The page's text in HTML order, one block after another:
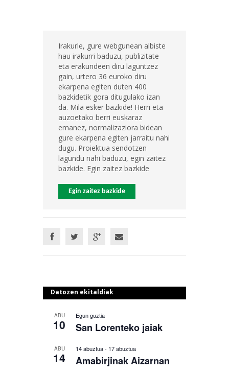
Irakurle, gure webgunean albiste
hau irakurri baduzu, publizitate
eta erakundeen diru laguntzez
gain, urtero 36 euroko diru
ekarpena egiten duten 400
bazkidetik gora ditugulako izan
da. Mila esker bazkide! Herri eta
auzoetako berri euskaraz
emanez, normalizaziora bidean
gure ekarpena egiten jarraitu nahi
dugu. Proiektua sendotzen
lagundu nahi baduzu, egin zaitez
bazkide. Egin zaitez bazkide
Egin zaitez bazkide
Datozen ekitaldiak
ABU
10
Egun guztia
San Lorenteko jaiak
ABU
14
14 abuztua- 17 abuztua
Amabirjinak Aizarnan